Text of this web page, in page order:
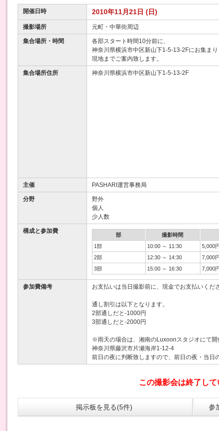
開催日時 2010年11月21日 (日)
撮影場所 元町・中華街周辺
集合場所・時間
各部スタート時間10分前に、
神奈川県横浜市中区新山下1-5-13-2Fにお集ま
現地までご案内致します。
集合場所住所 神奈川県横浜市中区新山下1-5-13-2F
主催 PASHARI運営事務局
分野
野外
個人
少人数
構成と参加費
部
撮影時間
1部
10:00 ～ 11:30
5,000
2部
12:30 ～ 14:30
7,000
3部
15:00 ～ 16:30 7,000
参加費備考 お支払いは当日撮影前に、現金でお支払いくだ
通し割引は以下となります。
2部通しだと-1000円
3部通しだと-2000円
※雨天の場合は、湘南のLuxoonスタジオにて開
神奈川県藤沢市片瀬海岸1-12-4
前日の夜に判断致しますので、前日の夜・当日
この撮影会は終了し
掲示板を見る(5件) 参